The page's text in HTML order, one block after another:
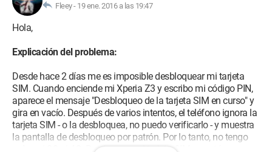
Fleey - 19 ene. 2016 a las 19:47
Hola,
Explicación del problema:
Desde hace 2 días me es imposible desbloquear mi tarjeta
SIM. Cuando enciende mi Xperia Z3 y escribo mi código PIN,
aparece el mensaje "Desbloqueo de la tarjeta SIM en curso" y
gira en vacío. Después de varios intentos, el teléfono ignora la
tarjeta SIM - o la desbloquea, no puedo verificarlo - y muestra
la pantalla de desbloqueo por patrón. Por lo tanto, no tengo
redes, ni 3G ni 4G. Preciso que mi tarjeta SIM no está